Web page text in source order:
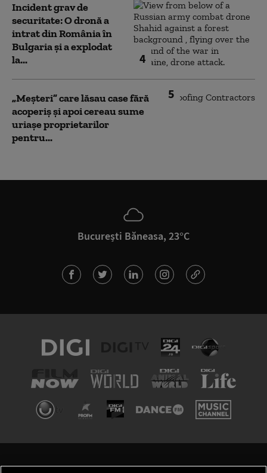
4
Incident grav de
securitate: O dronă a
intrat din România în
Bulgaria şi a explodat
la...
5
„Meșteri” care lăsau case fără
acoperiș și apoi cereau sume
uriașe proprietarilor
pentru...
București Băneasa, 23°C